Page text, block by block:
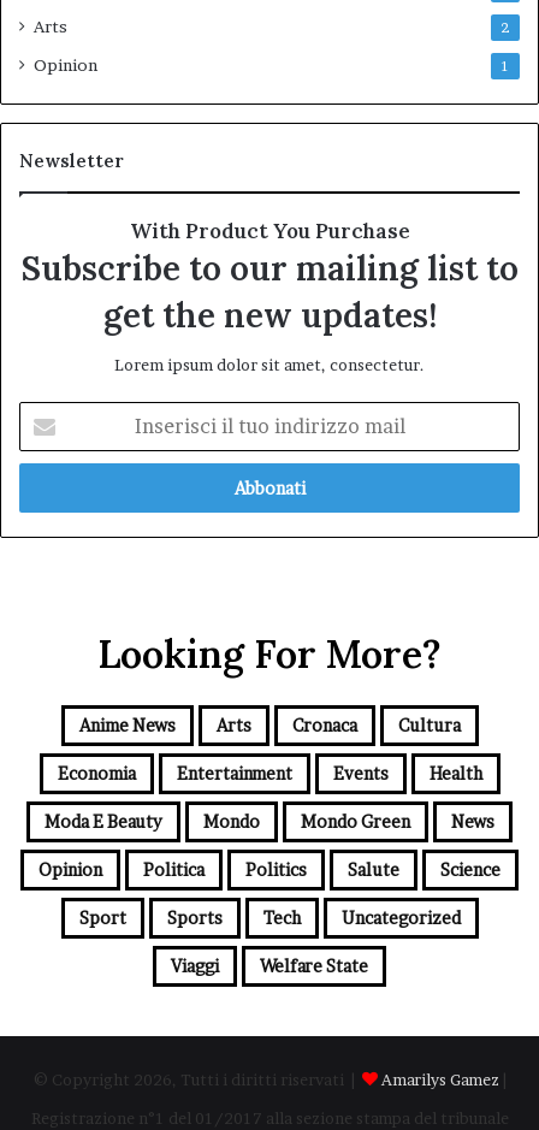
Arts 2
Opinion 1
Newsletter
With Product You Purchase
Subscribe to our mailing list to
get the new updates!
Lorem ipsum dolor sit amet, consectetur.
tuo
mail
Looking For More?
Anime News Arts Cronaca Cultura
Economia Entertainment Events Health
Moda E Beauty Mondo Mondo Green News
Opinion Politica Politics Salute Science
Sport Sports Tech Uncategorized
Viaggi Welfare State
© Copyright 2026, Tutti i diritti riservati | Amarilys Gamez
Registrazione n°1 del 01/2017 alla sezione stampa del tribunale